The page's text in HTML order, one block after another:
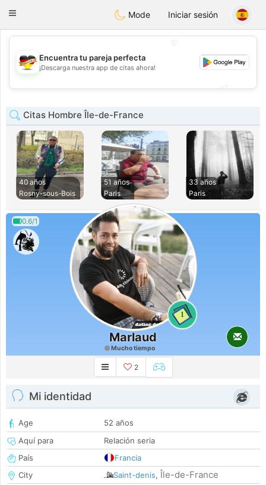
DeutschDating
Toggle
Mode Iniciar sesión
💖
💕
Encuentra tu pareja perfecta
¡Descarga nuestra app de citas ahora!
Citas Hombre Île-de-France
40 años
Rosny-sous-Bois
51 años
Paris
33 años
Paris
0.6/1
1
Marlaud
Mucho tiempo
2
Mi identidad
Age
52 años
Aquí para
Relación seria
País
Francia
City
Saint-denis, Île-de-France